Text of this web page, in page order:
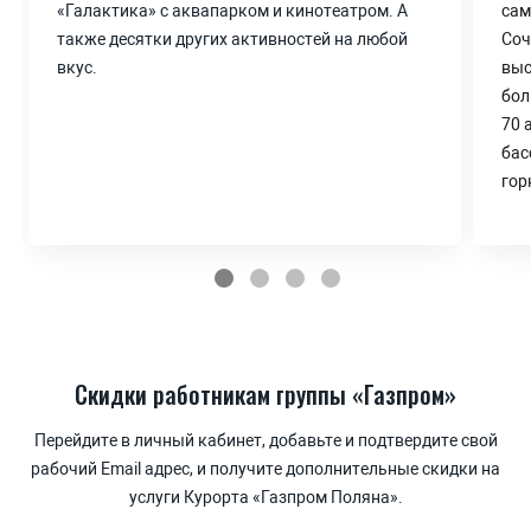
«Галактика» с аквапарком и кинотеатром. А
также десятки других активностей на любой
вкус.
70
«Галактика» с аквапарком и кинотеатром. А
также десятки других активностей на любой
вкус.
70
Скидки работникам группы «Газпром»
Перейдите в личный кабинет, добавьте и подтвердите свой
рабочий Еmail адрес, и получите дополнительные скидки на
услуги Курорта «Газпром Поляна».